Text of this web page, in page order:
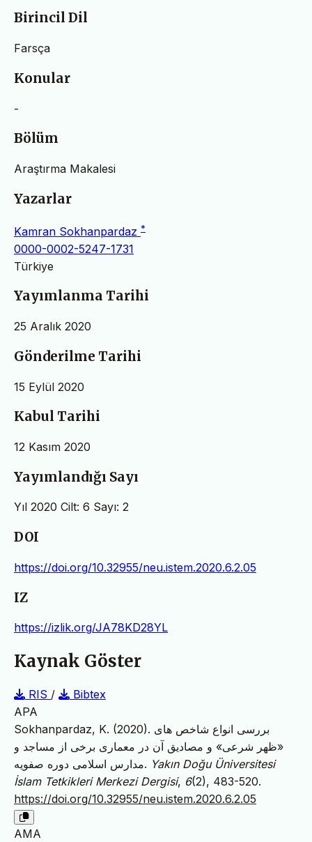
Birincil Dil
Farsça
Konular
-
Bölüm
Araştırma Makalesi
Yazarlar
Kamran Sokhanpardaz *
0000-0002-5247-1731
Türkiye
Yayımlanma Tarihi
25 Aralık 2020
Gönderilme Tarihi
15 Eylül 2020
Kabul Tarihi
12 Kasım 2020
Yayımlandığı Sayı
Yıl 2020 Cilt: 6 Sayı: 2
DOI
https://doi.org/10.32955/neu.istem.2020.6.2.05
IZ
https://izlik.org/JA78KD28YL
Kaynak Göster
RIS /
Bibtex
APA
Sokhanpardaz, K. (2020). بررسی انواع شاخص های
«ظهر شرعی» و مصادیق آن در معماری برخی از مساجد و
مدارس اسلامی دوره صفویه. Yakın Doğu Üniversitesi
İslam Tetkikleri Merkezi Dergisi, 6(2), 483-520.
https://doi.org/10.32955/neu.istem.2020.6.2.05
AMA